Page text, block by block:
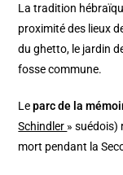
La tradition
proximité des lieux
du ghetto, le jardin
fosse commune.
Leparc de la
Schindler » suédois)
mort pendant la